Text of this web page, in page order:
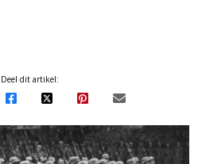
Deel dit artikel: